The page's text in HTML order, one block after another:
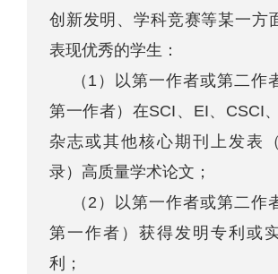
创新发明、学科竞赛等某一方
表现优秀的学生：
（1）以第一作者或第二作
第一作者）在SCI、EI、CSCI
杂志或其他核心期刊上发表
录）高质量学术论文；
（2）以第一作者或第二作
第一作者）获得发明专利或
利；